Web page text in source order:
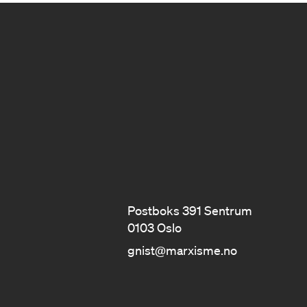
Postboks 391 Sentrum
0103 Oslo
gnist@marxisme.no